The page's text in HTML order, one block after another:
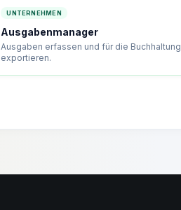
UNTERNEHMEN
Ausgabenmanager
Ausgaben erfassen und für die Buchhaltung
exportieren.